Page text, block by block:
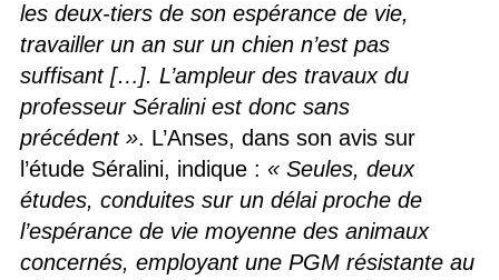
les deux-tiers de son espérance de vie,
travailler un an sur un chien n’est pas
suffisant […]. L’ampleur des travaux du
professeur Séralini est donc sans
précédent ». L’Anses, dans son avis sur
l’étude Séralini, indique : « Seules, deux
études, conduites sur un délai proche de
l’espérance de vie moyenne des animaux
concernés, employant une PGM résistante au